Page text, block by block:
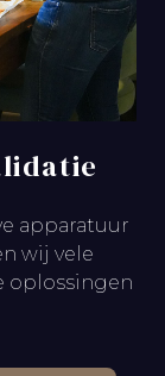
apparatuur
wij vele
oplossingen